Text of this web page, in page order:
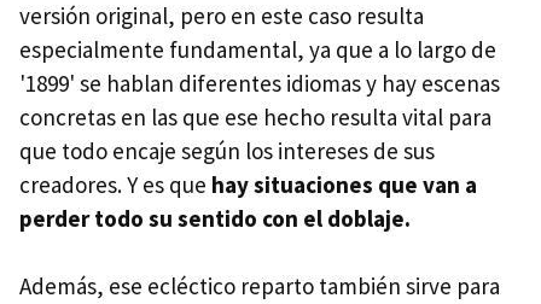
versión original, pero en este caso resulta
especialmente fundamental, ya que a lo largo de
'1899' se hablan diferentes idiomas y hay escenas
concretas en las que ese hecho resulta vital para
que todo encaje según los intereses de sus
creadores. Y es que hay situaciones que van a
perder todo su sentido con el doblaje.
Además, ese ecléctico reparto también sirve para